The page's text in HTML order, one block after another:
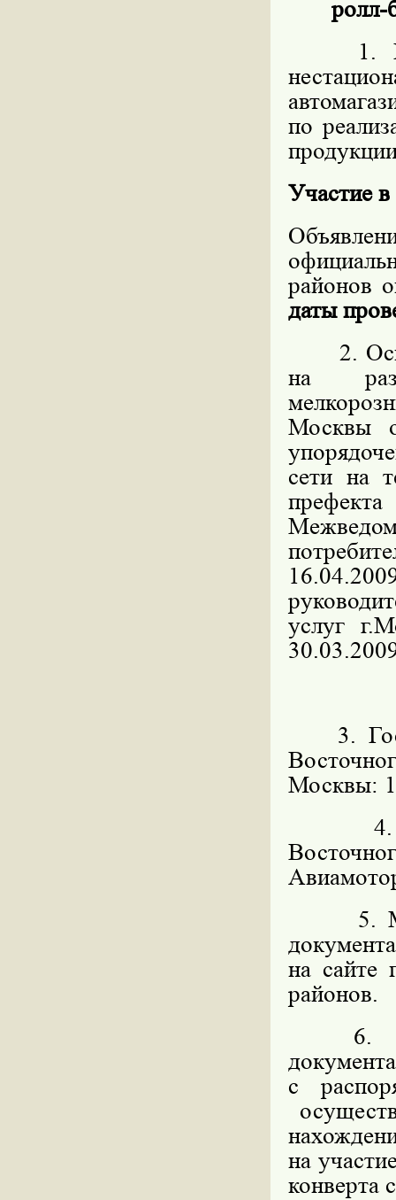
ролл-
1.
по
Участие в
районов
даты
2.
на
Москвы
сети на
услуг
3.
Москвы:
4.
5.
на
районов.
6.
с
на
конверта